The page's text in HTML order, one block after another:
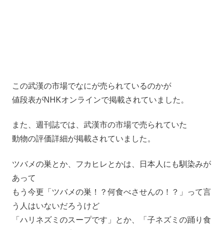
この武漢の市場でなにが売られているのかが
値段表がNHKオンラインで掲載されていました。
また、週刊誌では、武漢市の市場で売られていた
動物の評価詳細が掲載されていました。
ツバメの巣とか、フカヒレとかは、日本人にも馴染みが
あって
もう今更「ツバメの巣！？何食べさせんの！？」って言
う人はいないだろうけど
「ハリネズミのスープです」とか、「子ネズミの踊り食